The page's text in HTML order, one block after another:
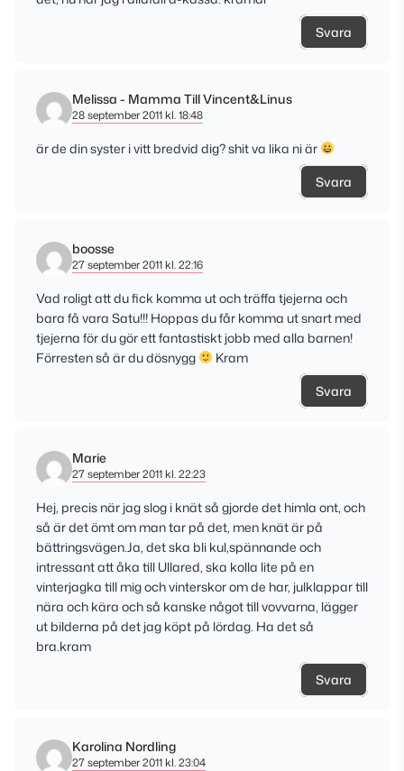
Svara
Melissa - Mamma Till Vincent&Linus
28 september 2011 kl. 18:48
är de din syster i vitt bredvid dig? shit va lika ni är
Svara
boosse
27 september 2011 kl. 22:16
Vad roligt att du fick komma ut och träffa tjejerna och
bara få vara Satu!!! Hoppas du får komma ut snart med
tjejerna för du gör ett fantastiskt jobb med alla barnen!
Förresten så är du dösnygg
Kram
Svara
Marie
27 september 2011 kl. 22:23
Hej, precis när jag slog i knät så gjorde det himla ont, och
så är det ömt om man tar på det, men knät är på
bättringsvägen.Ja, det ska bli kul,spännande och
intressant att åka till Ullared, ska kolla lite på en
vinterjagka till mig och vinterskor om de har, julklappar till
nära och kära och så kanske något till vovvarna, lägger
ut bilderna på det jag köpt på lördag. Ha det så
bra.kram
Svara
Karolina Nordling
27 september 2011 kl. 23:04